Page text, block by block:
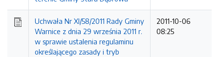
Uchwała Nr XI/58/2011 Rady Gminy
Warnice z dnia 29 września 2011 r.
w sprawie ustalenia regulaminu
określającego zasady i tryb
2011-10-06
08:25